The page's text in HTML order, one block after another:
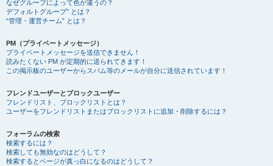
なぜグループによって色が違うの？
デフォルトグループ” とは？
“管理・運営チーム” とは？
PM（プライベートメッセージ）
プライベートメッセージを送信できません！
読みたくない PM が定期的に送られてきます！
この掲示板のユーザーからスパム等のメールが自分に送信されています！
フレンドユーザーとブロックユーザー
フレンドリスト、ブロックリストとは？
ユーザーをフレンドリストまたはブロックリストに追加・削除するには？
フォーラムの検索
検索するには？
検索しても無効なのはどうして？
検索するとページが真っ白になるのはどうして？